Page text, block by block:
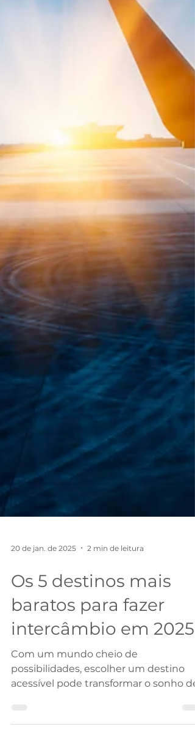
20 de jan. de 2025 2 min de leitura
Os 5 destinos mais
baratos para fazer
intercâmbio em 2025
Com um mundo cheio de
fazer intercâmbio em realidade.